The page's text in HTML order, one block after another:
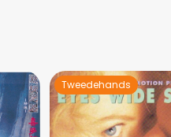
Tweedehands